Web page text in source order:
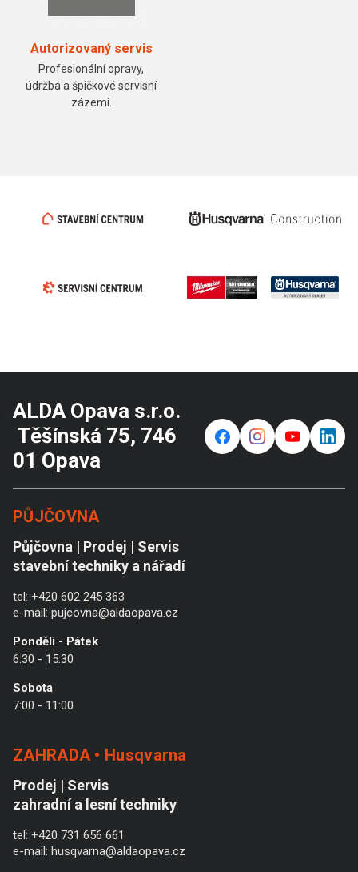
Autorizovaný servis
Profesionální opravy,
údržba a špičkové servisní
zázemí.
ALDA Opava s.r.o.
Těšínská 75, 746
01 Opava
f ⌁ y in
PŮJČOVNA
Půjčovna | Prodej | Servis
stavební techniky a nářadí
tel: +420 602 245 363
e-mail: pujcovna@aldaopava.cz
Pondělí - Pátek
6:30 - 15:30
Sobota
7:00 - 11:00
ZAHRADA • Husqvarna
Prodej | Servis
zahradní a lesní techniky
tel: +420 731 656 661
e-mail: husqvarna@aldaopava.cz